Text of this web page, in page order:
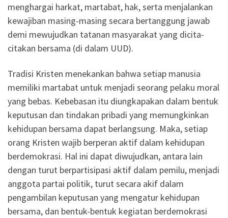
menghargai harkat, martabat, hak, serta menjalankan
kewajiban masing-masing secara bertanggung jawab
demi mewujudkan tatanan masyarakat yang dicita-
citakan bersama (di dalam UUD).
Tradisi Kristen menekankan bahwa setiap manusia
memiliki martabat untuk menjadi seorang pelaku moral
yang bebas. Kebebasan itu diungkapakan dalam bentuk
keputusan dan tindakan pribadi yang memungkinkan
kehidupan bersama dapat berlangsung. Maka, setiap
orang Kristen wajib berperan aktif dalam kehidupan
berdemokrasi. Hal ini dapat diwujudkan, antara lain
dengan turut berpartisipasi aktif dalam pemilu, menjadi
anggota partai politik, turut secara akif dalam
pengambilan keputusan yang mengatur kehidupan
bersama, dan bentuk-bentuk kegiatan berdemokrasi